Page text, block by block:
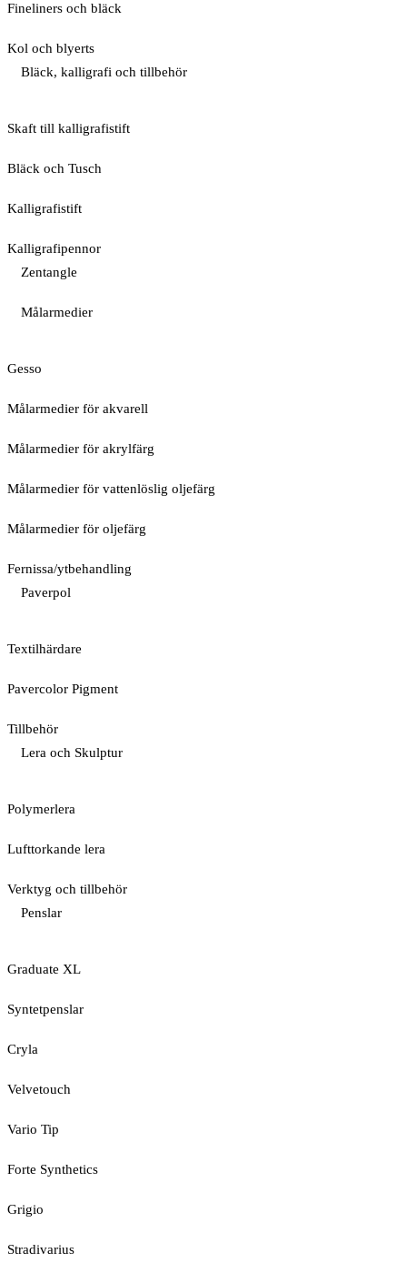
Fineliners och bläck
Kol och blyerts
Bläck, kalligrafi och tillbehör
Skaft till kalligrafistift
Bläck och Tusch
Kalligrafistift
Kalligrafipennor
Zentangle
Målarmedier
Gesso
Målarmedier för akvarell
Målarmedier för akrylfärg
Målarmedier för vattenlöslig oljefärg
Målarmedier för oljefärg
Fernissa/ytbehandling
Paverpol
Textilhärdare
Pavercolor Pigment
Tillbehör
Lera och Skulptur
Polymerlera
Lufttorkande lera
Verktyg och tillbehör
Penslar
Graduate XL
Syntetpenslar
Cryla
Velvetouch
Vario Tip
Forte Synthetics
Grigio
Stradivarius